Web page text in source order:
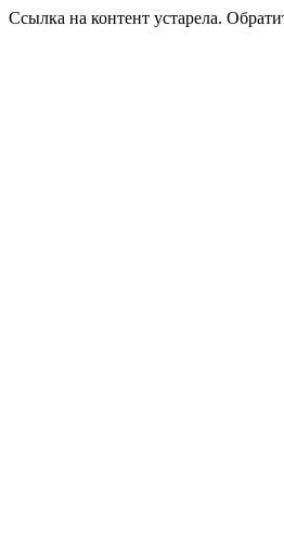
Ссылка на контент устарела.